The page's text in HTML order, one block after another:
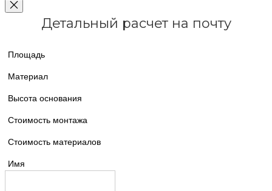
Детальный расчет на почту
Площадь
Материал
Высота основания
Стоимость монтажа
Стоимость материалов
Имя